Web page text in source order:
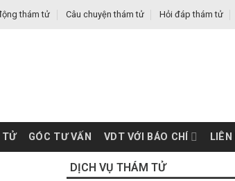
thám tử Câu chuyện thám tử Hỏi đáp thám tử
TỬ GÓC TƯ VẤN VDT VỚI BÁO CHÍ LIÊN
DỊCH VỤ THÁM TỬ